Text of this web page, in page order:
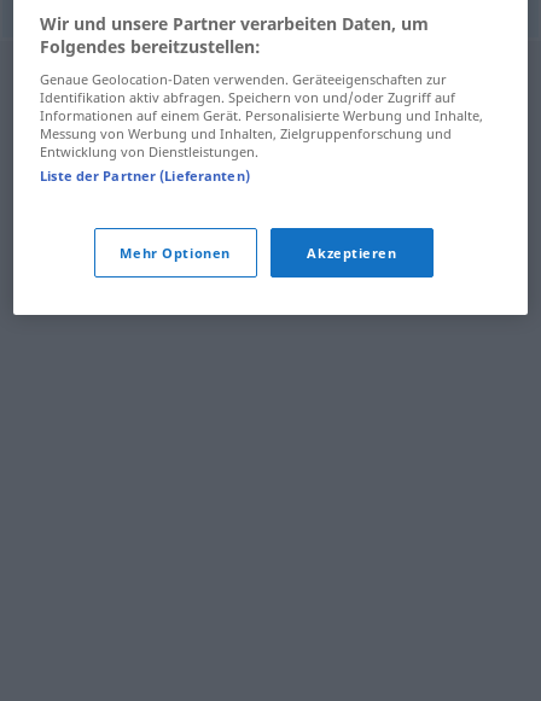
Wir und unsere Partner verarbeiten Daten, um
Folgendes bereitzustellen:
Genaue Geolocation-Daten verwenden. Geräteeigenschaften zur
Identifikation aktiv abfragen. Speichern von und/oder Zugriff auf
Informationen auf einem Gerät. Personalisierte Werbung und Inhalte,
Messung von Werbung und Inhalten, Zielgruppenforschung und
Entwicklung von Dienstleistungen.
Liste der Partner (Lieferanten)
Mehr Optionen Akzeptieren